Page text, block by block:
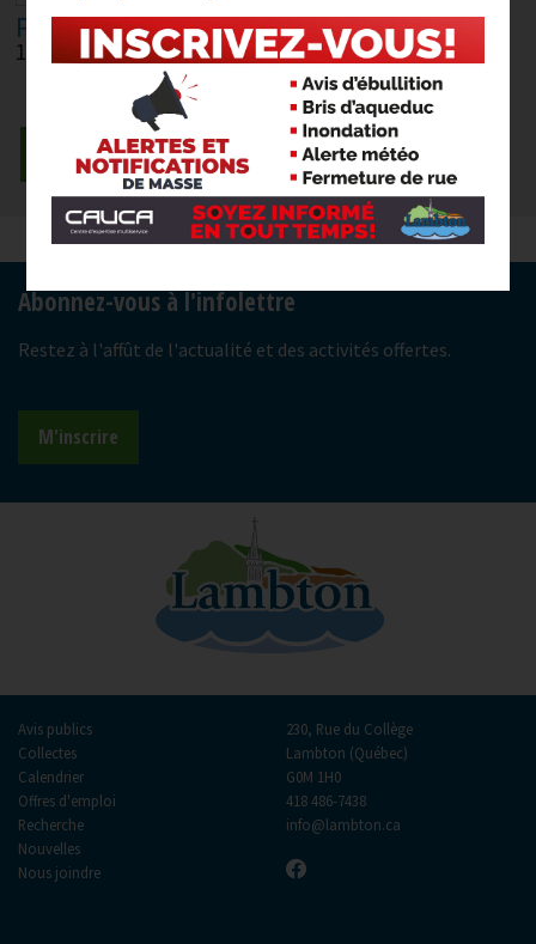
Plastiques agricoles
10 décembre 2026
Afficher tous
Abonnez-vous à l'infolettre
Restez à l'affût de l'actualité et des activités offertes.
M'inscrire
Avis publics
Collectes
Calendrier
Offres d'emploi
Recherche
Nouvelles
Nous joindre
230, Rue du Collège
Lambton (Québec)
G0M 1H0
418 486-7438
info@lambton.ca